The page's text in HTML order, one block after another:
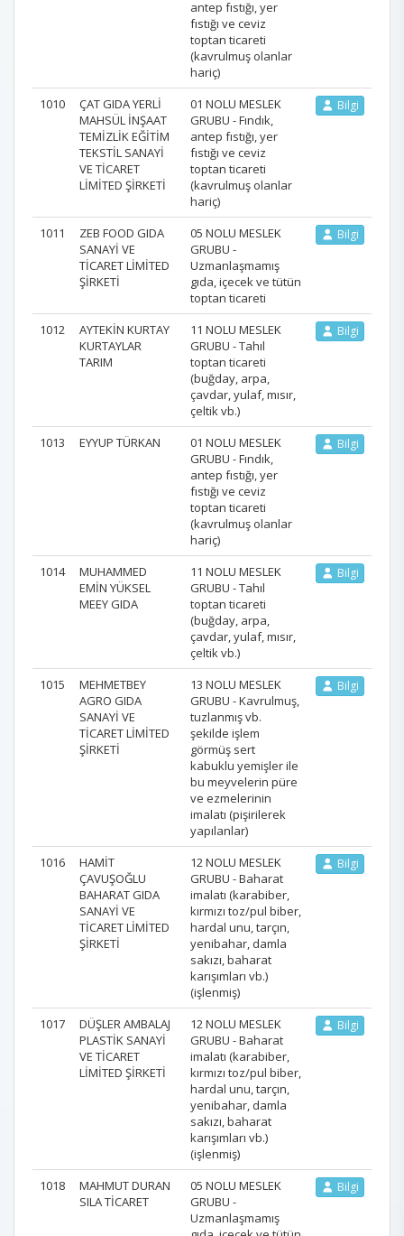
antep fıstığı, yer
fıstığı ve ceviz
toptan ticareti
(kavrulmuş olanlar
hariç)
1010
ÇAT GIDA YERLİ
MAHSÜL İNŞAAT
TEMİZLİK EĞİTİM
TEKSTİL SANAYİ
VE TİCARET
LİMİTED ŞİRKETİ
01 NOLU MESLEK
GRUBU - Fındık,
antep fıstığı, yer
fıstığı ve ceviz
toptan ticareti
(kavrulmuş olanlar
hariç)
Bilgi
1011
ZEB FOOD GIDA
SANAYİ VE
TİCARET LİMİTED
ŞİRKETİ
05 NOLU MESLEK
GRUBU -
Uzmanlaşmamış
gıda, içecek ve tütün
toptan ticareti
Bilgi
1012
AYTEKİN KURTAY
KURTAYLAR
TARIM
11 NOLU MESLEK
GRUBU - Tahıl
toptan ticareti
(buğday, arpa,
çavdar, yulaf, mısır,
çeltik vb.)
Bilgi
1013 EYYUP TÜRKAN
01 NOLU MESLEK
GRUBU - Fındık,
antep fıstığı, yer
fıstığı ve ceviz
toptan ticareti
(kavrulmuş olanlar
hariç)
Bilgi
1014
MUHAMMED
EMİN YÜKSEL
MEEY GIDA
11 NOLU MESLEK
GRUBU - Tahıl
toptan ticareti
(buğday, arpa,
çavdar, yulaf, mısır,
çeltik vb.)
Bilgi
1015
MEHMETBEY
AGRO GIDA
SANAYİ VE
TİCARET LİMİTED
ŞİRKETİ
13 NOLU MESLEK
GRUBU - Kavrulmuş,
tuzlanmış vb.
şekilde işlem
görmüş sert
kabuklu yemişler ile
bu meyvelerin püre
ve ezmelerinin
imalatı (pişirilerek
yapılanlar)
Bilgi
1016
HAMİT
ÇAVUŞOĞLU
BAHARAT GIDA
SANAYİ VE
TİCARET LİMİTED
ŞİRKETİ
12 NOLU MESLEK
GRUBU - Baharat
imalatı (karabiber,
kırmızı toz/pul biber,
hardal unu, tarçın,
yenibahar, damla
sakızı, baharat
karışımları vb.)
(işlenmiş)
Bilgi
1017
DÜŞLER AMBALAJ
PLASTİK SANAYİ
VE TİCARET
LİMİTED ŞİRKETİ
12 NOLU MESLEK
GRUBU - Baharat
imalatı (karabiber,
kırmızı toz/pul biber,
hardal unu, tarçın,
yenibahar, damla
sakızı, baharat
karışımları vb.)
(işlenmiş)
Bilgi
1018
MAHMUT DURAN
SILA TİCARET
05 NOLU MESLEK
GRUBU -
Uzmanlaşmamış
Bilgi